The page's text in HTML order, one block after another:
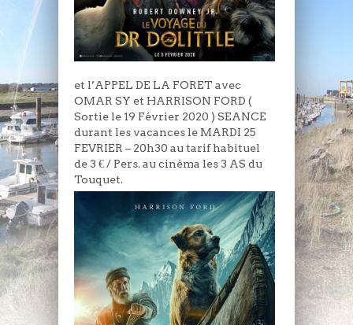
et l’APPEL DE LA FORET avec
OMAR SY et HARRISON FORD (
Sortie le 19 Février 2020 ) SEANCE
durant les vacances le MARDI 25
FEVRIER – 20h30 au tarif habituel
de 3 € / Pers. au cinéma les 3 AS du
Touquet.